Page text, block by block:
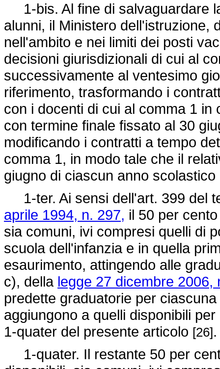
1-bis. Al fine di salvaguardare
alunni, il Ministero dell'istruzione,
nell'ambito e nei limiti dei posti
decisioni giurisdizionali di cui al
successivamente al ventesimo
riferimento, trasformando i
con i docenti di cui al comma 1
con termine finale fissato al 30
modificando i contratti a tempo
comma 1, in modo tale che il
giugno di ciascun anno scolastico
1-ter. Ai sensi dell'art. 399 del
aprile 1994, n. 297, il 50 per
sia comuni, ivi compresi quelli di
scuola dell'infanzia e in quella
esaurimento, attingendo alle
c), della legge 27 dicembre 2006,
predette graduatorie per
aggiungono a quelli disponibili
1-quater del presente articolo [26].
1-quater. Il restante 50 per